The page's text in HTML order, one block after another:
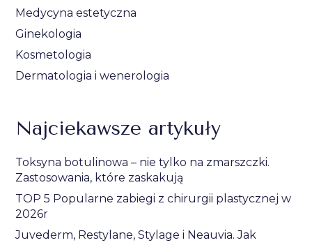
Medycyna estetyczna
Ginekologia
Kosmetologia
Dermatologia i wenerologia
Najciekawsze artykuły
Toksyna botulinowa – nie tylko na zmarszczki.
Zastosowania, które zaskakują
TOP 5 Popularne zabiegi z chirurgii plastycznej w
2026r
Juvederm, Restylane, Stylage i Neauvia. Jak